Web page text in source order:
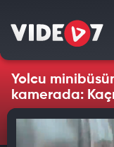
Yolcu
kamerada:
öldü